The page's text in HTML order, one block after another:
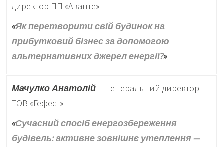
директор ПП «Аванте»
«Як перетворити свій будинок на
прибутковий бізнес за допомогою
альтернативних джерел енергії?»
Мачулко Анатолій— генеральний директор
ТОВ «Гефест»
«Сучасний спосіб енергозбереження
будівель: активне зовнішнє утеплення —